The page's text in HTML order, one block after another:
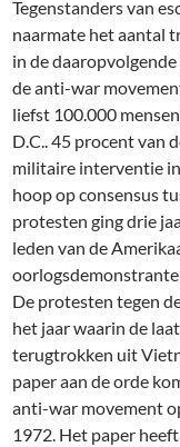
Tegenstanders van
naarmate het aantal
in de
de anti-war
liefst 100.000
D.C.. 45 procent van
militaire interventie
hoop op consensus
protesten ging drie
leden van de
De protesten tegen
het jaar waarin de
terugtrokken uit
paper aan de orde
anti-war movement
1972. Het paper